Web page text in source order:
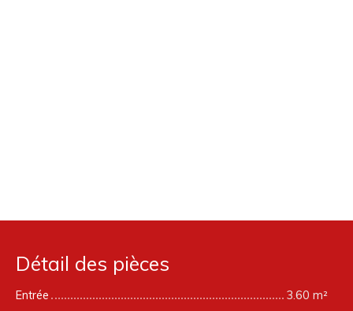
Détail des pièces
Entrée 3.60 m²